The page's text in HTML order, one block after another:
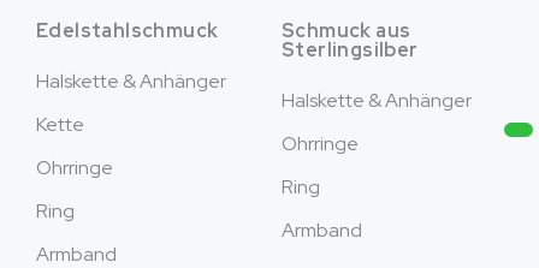
Edelstahlschmuck
Halskette & Anhänger
Kette
Ohrringe
Ring
Armband
Schmuck aus
Sterlingsilber
Halskette & Anhänger
Ohrringe
Ring
Armband